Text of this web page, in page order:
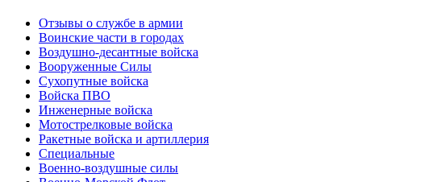
Отзывы о службе в армии
Воинские части в городах
Воздушно-десантные войска
Вооруженные Cилы
Cухопутные войска
Войска ПВО
Инженерные войска
Мотострелковые войска
Ракетные войска и артиллерия
Специальные
Военно-воздушные силы